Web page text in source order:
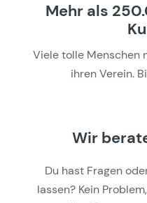
Mehr als
Viele tolle Menschen
ihren Verein.
Wir
Du hast Fragen
lassen? Kein